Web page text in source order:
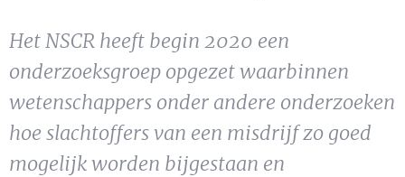
Over NSCR
Contact
Uitgelicht Show
Het NSCR heeft begin 2020 een
onderzoeksgroep opgezet waarbinnen
wetenschappers onder andere onderzoeken
hoe slachtoffers van een misdrijf zo goed
mogelijk worden bijgestaan en